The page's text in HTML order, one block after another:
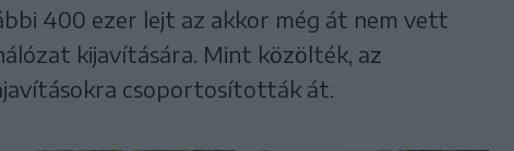
400 ezer lejt az akkor még át nem vett
kijavítására. Mint közölték, az
csoportosították át.